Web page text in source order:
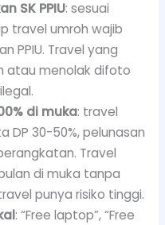
SK PPIU: sesuai
travel umroh wajib
PPIU. Travel yang
atau menolak difoto
di muka: travel
DP 30-50%, pelunasan
Travel
di muka tanpa
punya risiko tinggi.
: “Free laptop”, “Free